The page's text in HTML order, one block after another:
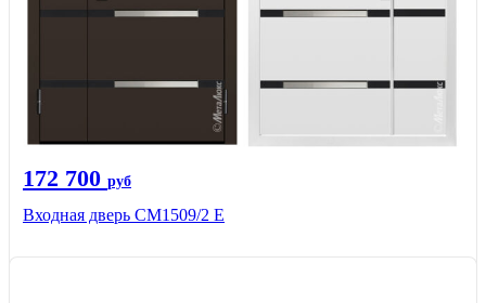
172 700 руб
Входная дверь CМ1509/2 Е